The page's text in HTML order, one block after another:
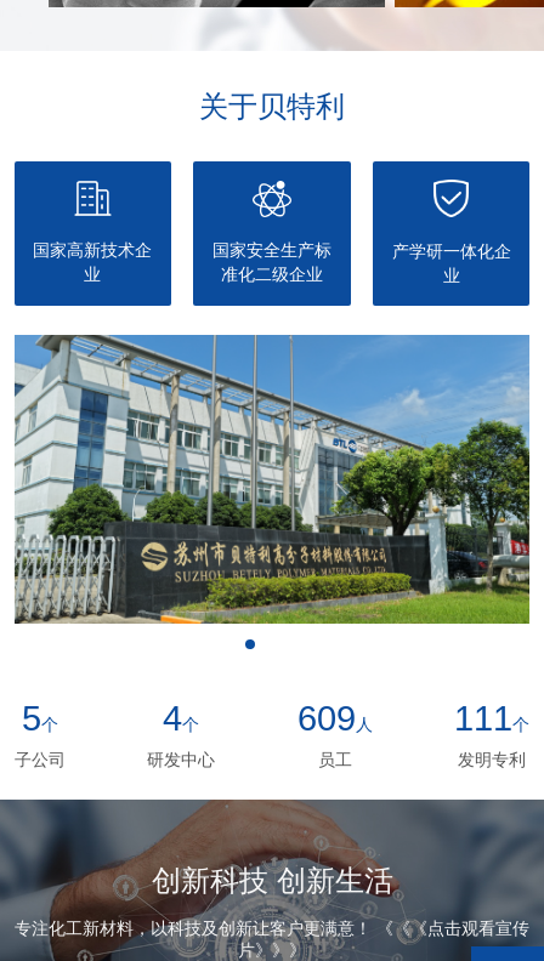
关于贝特利
国家高新技术企
业
国家安全生产标
准化二级企业
产学研一体化企
业
5个
子公司
4个
研发中心
609人
员工
111个
发明专利
创新科技 创新生活
专注化工新材料，以科技及创新让客户更满意！ 《《《点击观看宣传
片》》》